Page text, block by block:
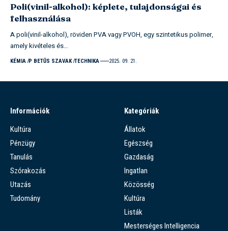
Poli(vinil-alkohol): képlete, tulajdonságai és
felhasználása
A poli(vinil-alkohol), röviden PVA vagy PVOH, egy szintetikus polimer,
amely kivételes és…
KÉMIA P BETŰS SZAVAK TECHNIKA 2025. 09. 21.
Információk
Kultúra
Pénzügy
Tanulás
Szórakozás
Utazás
Tudomány
Kategóriák
Állatok
Egészség
Gazdaság
Ingatlan
Közösség
Kultúra
Listák
Mesterséges Intelligencia